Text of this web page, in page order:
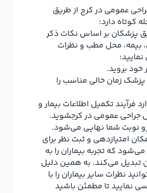
عمومی در کرج از طریق
کوتاه دارد:
پزشکان بر اساس نکات ذکر
بیمه، محل مطب و نظرات
بروید.
پزشک زمان خالی مناسب را
فرآیند تکمیل اطلاعات بیمار و
عمومی در کرجشوید.
نوبت شما نهایی می‌شود.
امتیازدهی و ثبت نظر برای
که تجربه بیماران را به
تبدیل می‌کند. به همین دلیل
نظرات سایر بیماران را با
نمایید تا مطمئن باشید